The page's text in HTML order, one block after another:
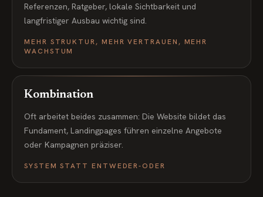
Referenzen, Ratgeber, lokale Sichtbarkeit und
langfristiger Ausbau wichtig sind.
MEHR STRUKTUR, MEHR VERTRAUEN, MEHR
WACHSTUM
Kombination
Oft arbeitet beides zusammen: Die Website bildet das
Fundament, Landingpages führen einzelne Angebote
oder Kampagnen präziser.
SYSTEM STATT ENTWEDER-ODER